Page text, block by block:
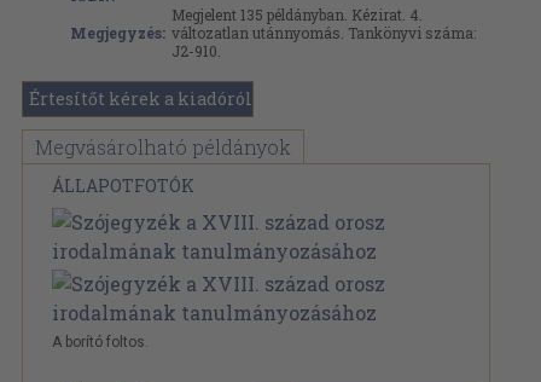
Megjegyzés:
Megjelent 135 példányban. Kézirat. 4.
változatlan utánnyomás. Tankönyvi száma:
J2-910.
Értesítőt kérek a kiadóról
Megvásárolható példányok
ÁLLAPOTFOTÓK
A borító foltos.